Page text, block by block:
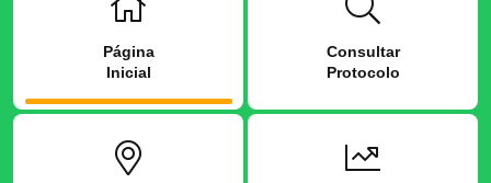
Página
Inicial
Consultar
Protocolo